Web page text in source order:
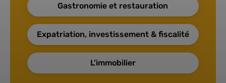
Gastronomie et restauration
Expatriation, investissement & fiscalité
L’immobilier